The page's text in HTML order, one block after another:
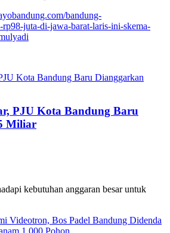
bandung-
juta-di-jawa-barat-laris-ini-skema-
PJU Kota Bandung Baru
Miliar
kebutuhan anggaran besar untuk